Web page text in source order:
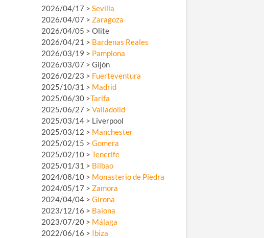
2026/04/17 > Sevilla
2026/04/07 > Zaragoza
2026/04/05 > Olite
2026/04/21 > Bardenas Reales
2026/03/19 > Pamplona
2026/03/07 > Gijón
2026/02/23 > Fuerteventura
2025/10/31 > Madrid
2025/06/30 >Tarifa
2025/06/27 > Valladolid
2025/03/14 > Liverpool
2025/03/12 > Manchester
2025/02/15 > Gomera
2025/02/10 > Tenerife
2025/01/31 > Bilbao
2024/08/10 > Monasterio de Piedra
2024/05/17 > Zamora
2024/04/04 > Girona
2023/12/16 > Baiona
2023/07/20 > Málaga
2022/06/16 > Ibiza